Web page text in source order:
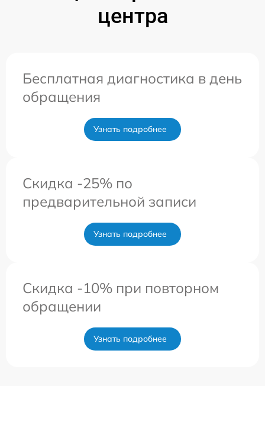
центра
Бесплатная диагностика в день
обращения
Узнать подробнее
Скидка -25% по
предварительной записи
Узнать подробнее
Скидка -10% при повторном
обращении
Узнать подробнее